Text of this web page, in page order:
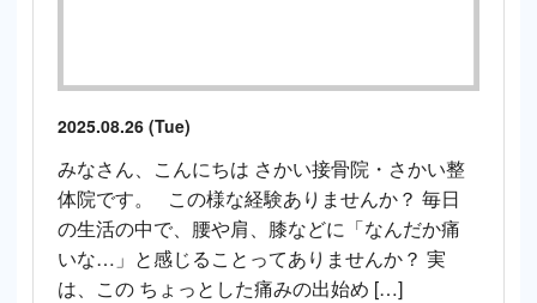
2025.08.26 (Tue)
みなさん、こんにちは さかい接骨院・さかい整
体院です。 この様な経験ありませんか？ 毎日
の生活の中で、腰や肩、膝などに「なんだか痛
いな…」と感じることってありませんか？ 実
は、この ちょっとした痛みの出始め […]